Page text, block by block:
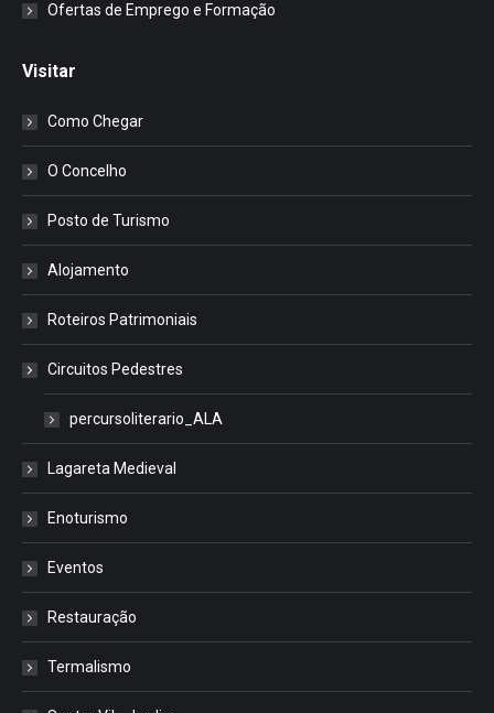
Ofertas de Emprego e Formação
Visitar
Como Chegar
O Concelho
Posto de Turismo
Alojamento
Roteiros Patrimoniais
Circuitos Pedestres
percursoliterario_ALA
Lagareta Medieval
Enoturismo
Eventos
Restauração
Termalismo